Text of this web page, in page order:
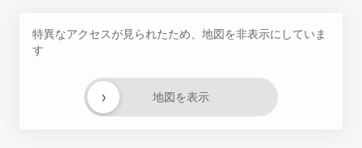
特異なアクセスが見られたため、地図を非表示にしていま
す
地図を表示
›